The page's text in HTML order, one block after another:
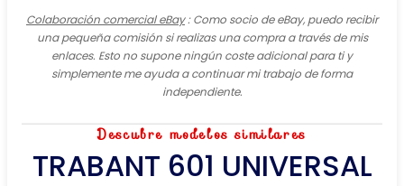
Colaboración comercial eBay: Como socio de eBay, puedo recibir
una pequeña comisión si realizas una compra a través de mis
enlaces. Esto no supone ningún coste adicional para ti y
simplemente me ayuda a continuar mi trabajo de forma
independiente.
Descubre modelos similares
TRABANT 601 UNIVERSAL